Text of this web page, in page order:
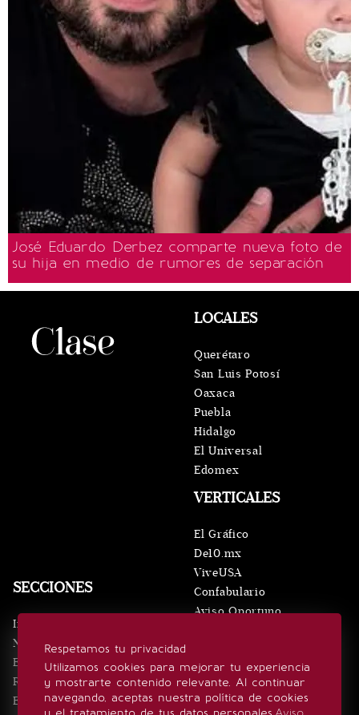
José Eduardo Derbez comparte nueva foto de
su hija en medio de rumores de separación
Respetamos tu privacidad
Utilizamos cookies para mejorar tu experiencia
y mostrarte contenido relevante. Al continuar
navegando, aceptas nuestra política de cookies
SECCIONES
Inicio
Noticias
Eventos
Realeza
Estilo de vida
VERTICALES
El Gráfico
De10.mx
ViveUSA
Confabulario
Aviso Oportuno
LOCALES
Querétaro
San Luis Potosí
Oaxaca
Puebla
Hidalgo
El Universal
Edomex
SÍGUENOS